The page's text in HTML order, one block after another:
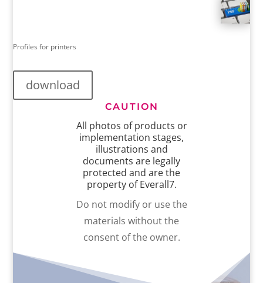
Profiles for printers
download
CAUTION
All photos of products or
implementation stages,
illustrations and
documents are legally
protected and are the
property of Everall7.
Do not modify or use the
materials without the
consent of the owner.